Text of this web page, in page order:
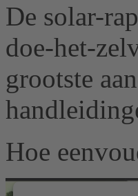
De solar-
doe-het-
grootste
Hoe